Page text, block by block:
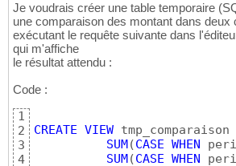
Je voudrais créer une table temporaire
une comparaison des montant dans deux
exécutant le requête suivante dans
qui m'affiche
le résultat attendu :
Code :
1
2
3
4
CREATE VIEW tmp_comparaison
SUM (CASE WHEN
SUM (CASE WHEN